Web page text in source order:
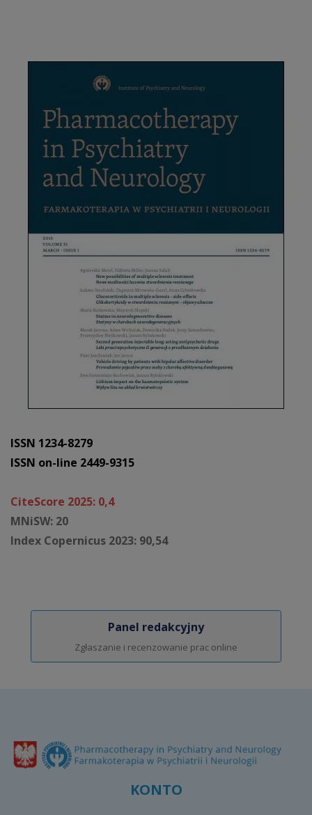
ISSN 1234-8279
ISSN on-line 2449-9315
CiteScore 2025: 0,4
MNiSW: 20
Index Copernicus 2023: 90,54
Panel redakcyjny
Zgłaszanie i recenzowanie prac online
KONTO